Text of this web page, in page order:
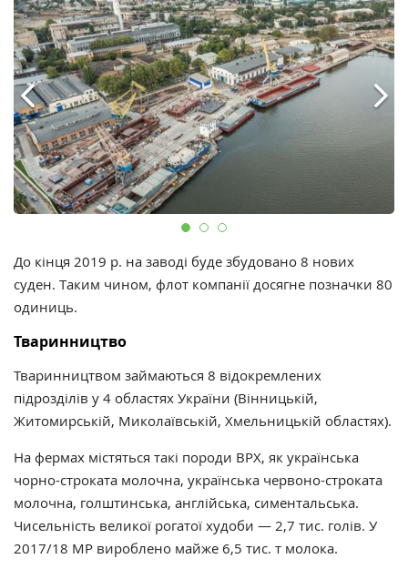
До кінця 2019 р. на заводі буде збудовано 8 нових
суден. Таким чином, флот компанії досягне позначки 80
одиниць.
Тваринництво
Тваринництвом займаються 8 відокремлених
підрозділів у 4 областях України (Вінницькій,
Житомирській, Миколаївській, Хмельницькій областях).
На фермах містяться такі породи ВРХ, як українська
чорно-строката молочна, українська червоно-строката
молочна, голштинська, англійська, симентальська.
Чисельність великої рогатої худоби — 2,7 тис. голів. У
2017/18 МР вироблено майже 6,5 тис. т молока.